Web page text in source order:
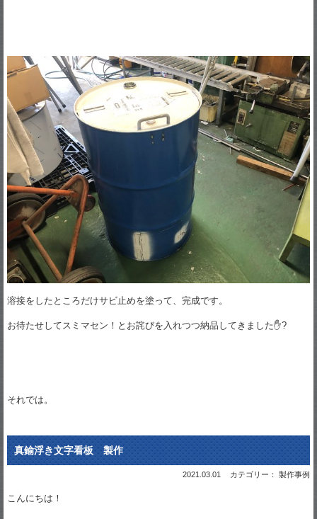
溶接をしたところだけサビ止めを塗って、完成です。
お待たせしてスミマセン！とお詫びを入れつつ納品してきました✋?
それでは。
真鍮浮き文字看板 製作
2021.03.01 カテゴリー： 製作事例
こんにちは！